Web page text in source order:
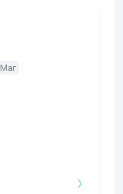
Маг